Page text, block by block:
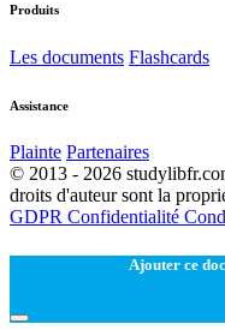
Produits
Les documents Flashcards
Assistance
Plainte Partenaires
© 2013 - 2026
droits d'auteur sont la
GDPR Confidentialité
Ajouter ce